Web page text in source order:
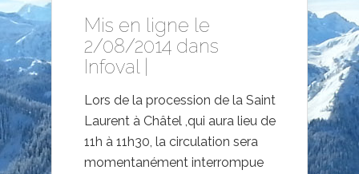
Mis en ligne le
2/08/2014 dans
Infoval
Lors de la procession de la Saint
Laurent à Châtel ,qui aura lieu de
11h à 11h30, la circulation sera
momentanément interrompue